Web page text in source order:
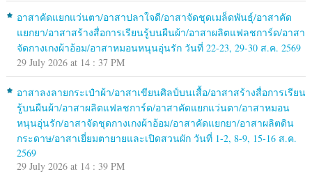
อาสาคัดแยกแว่นตา/อาสาปลาใจดี/อาสาจัดชุดเมล็ดพันธุ์/อาสาคัด
แยกยา/อาสาสร้างสื่อการเรียนรู้บนผืนผ้า/อาสาผลิตแฟลชการ์ด/อาสา
จัดกางเกงผ้าอ้อม/อาสาหมอนหนุนอุ่นรัก วันที่ 22-23, 29-30 ส.ค. 2569
29 July 2026 at 14 : 37 PM
อาสาลงลายกระเป๋าผ้า/อาสาเขียนศิลป์บนเสื้อ/อาสาสร้างสื่อการเรียน
รู้บนผืนผ้า/อาสาผลิตแฟลชการ์ด/อาสาคัดแยกแว่นตา/อาสาหมอน
หนุนอุ่นรัก/อาสาจัดชุดกางเกงผ้าอ้อม/อาสาคัดแยกยา/อาสาผลิตดิน
กระดาษ/อาสาเยี่ยมตายายและเปิดสวนผัก วันที่ 1-2, 8-9, 15-16 ส.ค.
2569
29 July 2026 at 14 : 39 PM